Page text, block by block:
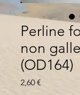
Perline
non
(OD164)
2,60 €